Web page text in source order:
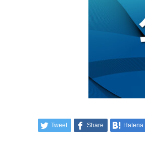
Tweet Share Hatena